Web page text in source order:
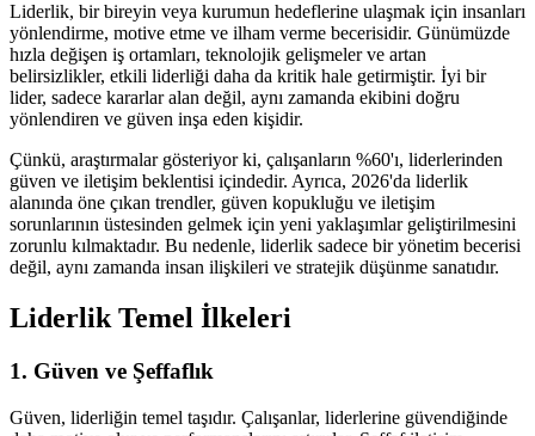
Liderlik, bir bireyin veya kurumun hedeflerine ulaşmak için insanları
yönlendirme, motive etme ve ilham verme becerisidir. Günümüzde
hızla değişen iş ortamları, teknolojik gelişmeler ve artan
belirsizlikler, etkili liderliği daha da kritik hale getirmiştir. İyi bir
lider, sadece kararlar alan değil, aynı zamanda ekibini doğru
yönlendiren ve güven inşa eden kişidir.
Çünkü, araştırmalar gösteriyor ki, çalışanların %60'ı, liderlerinden
güven ve iletişim beklentisi içindedir. Ayrıca, 2026'da liderlik
alanında öne çıkan trendler, güven kopukluğu ve iletişim
sorunlarının üstesinden gelmek için yeni yaklaşımlar geliştirilmesini
zorunlu kılmaktadır. Bu nedenle, liderlik sadece bir yönetim becerisi
değil, aynı zamanda insan ilişkileri ve stratejik düşünme sanatıdır.
Liderlik Temel İlkeleri
1. Güven ve Şeffaflık
Güven, liderliğin temel taşıdır. Çalışanlar, liderlerine güvendiğinde